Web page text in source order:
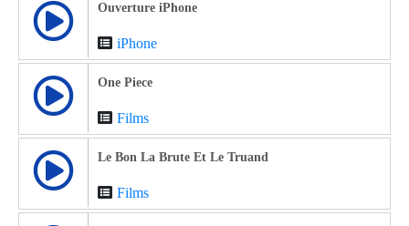
Ouverture iPhone
iPhone
One Piece
Films
Le Bon La Brute Et Le Truand
Films